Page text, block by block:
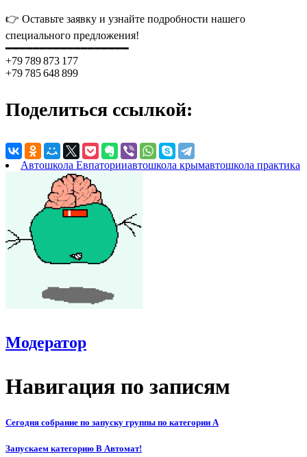
👉 Оставьте заявку и узнайте подробности нашего
специального предложения!
━━━━━━━━━━━━━━━━━━
+79 789 873 177
+79 785 648 899
Поделиться ссылкой:
Автошкола Евпаторииавтошкола крымавтошкола практика
Модератор
Навигация по записям
Сегодня собрание по запуску группы по категории А
Запускаем категорию В Автомат!